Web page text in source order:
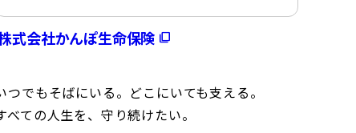
式会社かんぽ生命保険
つでもそばにいる。どこにいても支える。
べての人生を、守り続けたい。